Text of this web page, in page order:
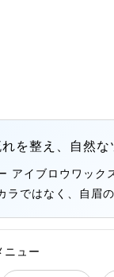
を整え、自然な
アイブロウワック
ラではなく、自眉
ニュー